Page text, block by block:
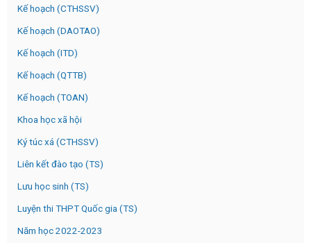
Kế hoạch (CTHSSV)
Kế hoạch (DAOTAO)
Kế hoạch (ITD)
Kế hoạch (QTTB)
Kế hoạch (TOAN)
Khoa học xã hội
Ký túc xá (CTHSSV)
Liên kết đào tạo (TS)
Lưu học sinh (TS)
Luyện thi THPT Quốc gia (TS)
Năm học 2022-2023